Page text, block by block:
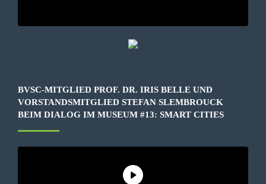
BVSC-MITGLIED PROF. DR. IRIS BELLE UND
VORSTANDSMITGLIED STEFAN SLEMBROUCK
BEIM DIALOG IM MUSEUM #13: SMART CITIES